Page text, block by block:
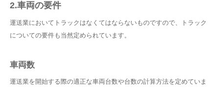
2.車両の要件
運送業においてトラックはなくてはならないものですので、トラック
についての要件も当然定められています。
車両数
運送業を開始する際の適正な車両台数や台数の計算方法を定めていま